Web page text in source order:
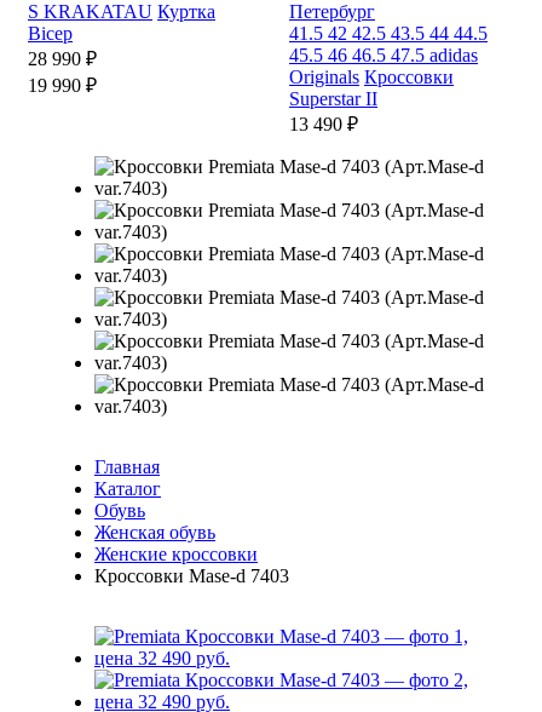
S KRAKATAU Куртка
Bicep
28 990 ₽
19 990 ₽
41.5 42 42.5 43.5 44 44.5
45.5 46 46.5 47.5 adidas
Originals Кроссовки
Superstar II
13 490 ₽
Главная
Каталог
Обувь
Женская обувь
Женские кроссовки
Кроссовки Mase-d 7403